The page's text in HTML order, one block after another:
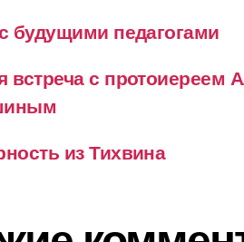
будущими педагогами
встреча с протоиереем
из Тихвина